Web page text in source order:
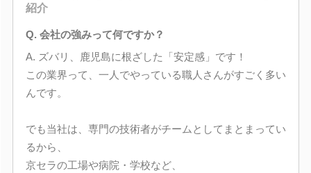
紹介
Q. 会社の強みって何ですか？
A. ズバリ、鹿児島に根ざした「安定感」です！
この業界って、一人でやっている職人さんがすごく多い
んです。
でも当社は、専門の技術者がチームとしてまとまってい
るから、
京セラの工場や病院・学校など、